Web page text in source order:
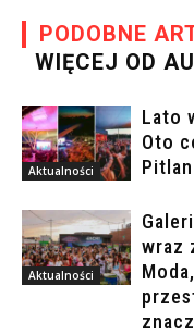
PODOBNE
WIĘCEJ OD
Aktualności
Lato
Oto
Aktualności
wraz